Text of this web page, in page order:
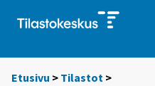
Etusivu > Tilastot >